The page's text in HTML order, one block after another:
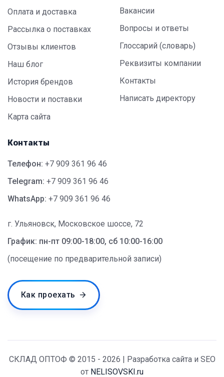
Оплата и доставка
Рассылка о поставках
Отзывы клиентов
Наш блог
История брендов
Новости и поставки
Карта сайта
Вакансии
Вопросы и ответы
Глоссарий (словарь)
Реквизиты компании
Контакты
Написать директору
Контакты
Телефон: +7 909 361 96 46
Telegram: +7 909 361 96 46
WhatsApp: +7 909 361 96 46
г. Ульяновск, Московское шоссе, 72
График: пн-пт 09:00-18:00, сб 10:00-16:00
(посещение по предварительной записи)
Как проехать
СКЛАД ОПТОФ © 2015 - 2026 | Разработка сайта и SEO
от NELISOVSKI.ru